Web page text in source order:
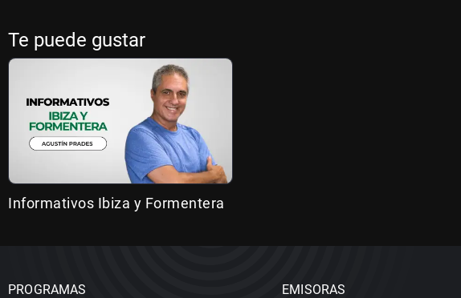
Te puede gustar
Informativos Ibiza y Formentera
PROGRAMAS EMISORAS